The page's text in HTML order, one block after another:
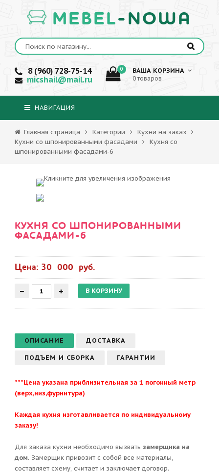
MEBEL-NOWA
8 (960) 728-75-14
micshail@mail.ru
0 ВАША КОРЗИНА
0 товаров
НАВИГАЦИЯ
Главная страница Категории
Кухни на заказ
Кухни со шпонированными фасадами
Кухня со
шпонированными фасадами-6
КУХНЯ СО ШПОНИРОВАННЫМИ
ФАСАДАМИ-6
Цена: 30 000 руб.
ОПИСАНИЕ ДОСТАВКА
ПОДЪЕМ И СБОРКА ГАРАНТИИ
***Цена указана приблизительная за 1 погонный метр
(верх,низ,фурнитура)
Каждая кухня изготавливается по индивидуальному
заказу!
Для заказа кухни необходимо вызвать замерщика на
дом. Замерщик привозит с собой все материалы,
составляет схему, считает и заключает договор.